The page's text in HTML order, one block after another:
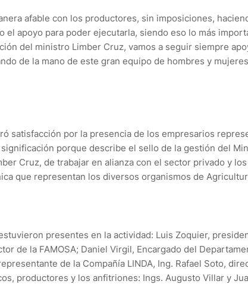
afable con los productores, sin imposiciones,
el apoyo para poder ejecutarla, siendo eso lo más
del ministro Limber Cruz, vamos a seguir siempre
de la mano de este gran equipo de hombres y
satisfacción por la presencia de los empresarios
porque describe el sello de la gestión del
Cruz, de trabajar en alianza con el sector privado y
que representan los diversos organismos de
presentes en la actividad: Luis Zoquier,
de la FAMOSA; Daniel Virgil, Encargado del
de la Compañía LINDA, Ing. Rafael Soto,
productores y los anfitriones: Ings. Augusto Villar y